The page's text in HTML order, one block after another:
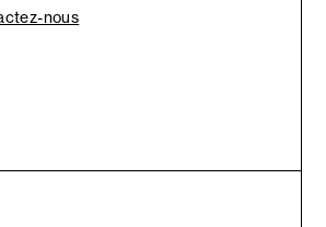
nous